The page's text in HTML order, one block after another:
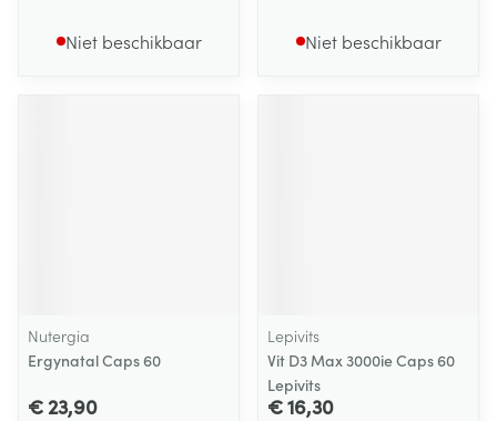
Niet beschikbaar Niet beschikbaar
Nutergia
Ergynatal Caps 60
€ 23,90
Lepivits
Vit D3 Max 3000ie Caps 60
Lepivits
€ 16,30